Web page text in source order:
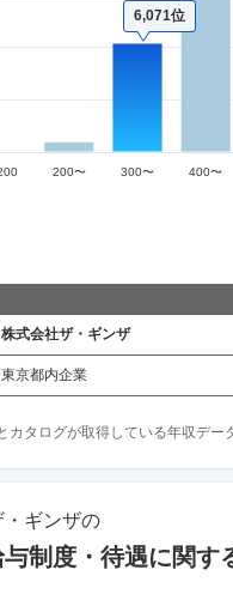
6,071位
株式会社ザ・ギンザ
東京都内企業
カタログが取得している年収デー
・ギンザの
制度・待遇に関す